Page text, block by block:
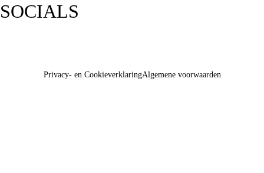
SOCIALS
Privacy- en CookieverklaringAlgemene voorwaarden